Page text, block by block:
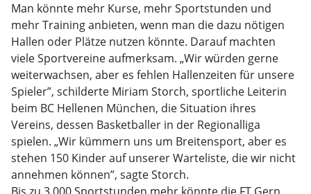
Man könnte mehr Kurse, mehr Sportstunden und
mehr Training anbieten, wenn man die dazu nötigen
Hallen oder Plätze nutzen könnte. Darauf machten
viele Sportvereine aufmerksam. „Wir würden gerne
weiterwachsen, aber es fehlen Hallenzeiten für unsere
Spieler”, schilderte Miriam Storch, sportliche Leiterin
beim BC Hellenen München, die Situation ihres
Vereins, dessen Basketballer in der Regionalliga
spielen. „Wir kümmern uns um Breitensport, aber es
stehen 150 Kinder auf unserer Warteliste, die wir nicht
annehmen können”, sagte Storch.